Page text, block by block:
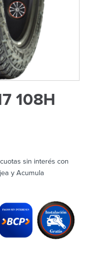
108H
sin interés con
y Acumula